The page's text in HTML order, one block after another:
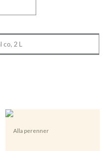
co, 2 L
Alla perenner